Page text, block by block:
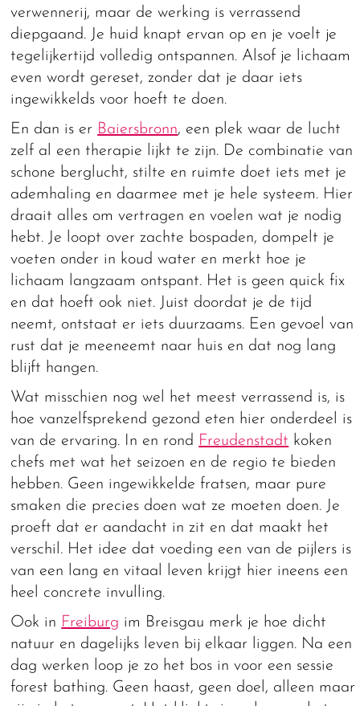
verwennerij, maar de werking is verrassend
diepgaand. Je huid knapt ervan op en je voelt je
tegelijkertijd volledig ontspannen. Alsof je lichaam
even wordt gereset, zonder dat je daar iets
ingewikkelds voor hoeft te doen.
En dan is er Baiersbronn, een plek waar de lucht
zelf al een therapie lijkt te zijn. De combinatie van
schone berglucht, stilte en ruimte doet iets met je
ademhaling en daarmee met je hele systeem. Hier
draait alles om vertragen en voelen wat je nodig
hebt. Je loopt over zachte bospaden, dompelt je
voeten onder in koud water en merkt hoe je
lichaam langzaam ontspant. Het is geen quick fix
en dat hoeft ook niet. Juist doordat je de tijd
neemt, ontstaat er iets duurzaams. Een gevoel van
rust dat je meeneemt naar huis en dat nog lang
blijft hangen.
Wat misschien nog wel het meest verrassend is, is
hoe vanzelfsprekend gezond eten hier onderdeel is
van de ervaring. In en rond Freudenstadt koken
chefs met wat het seizoen en de regio te bieden
hebben. Geen ingewikkelde fratsen, maar pure
smaken die precies doen wat ze moeten doen. Je
proeft dat er aandacht in zit en dat maakt het
verschil. Het idee dat voeding een van de pijlers is
van een lang en vitaal leven krijgt hier ineens een
heel concrete invulling.
Ook in Freiburg im Breisgau merk je hoe dicht
natuur en dagelijks leven bij elkaar liggen. Na een
dag werken loop je zo het bos in voor een sessie
forest bathing. Geen haast, geen doel, alleen maar